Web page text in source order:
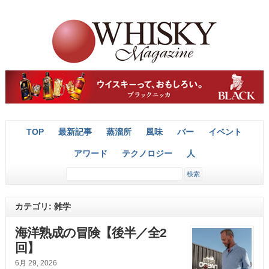
TOP 最新記事 蒸溜所 風味 バー イベント
アワード テクノロジー 人
カテゴリ: 雑学
海洋熟成の冒険【後半／全2
回】
6月 29, 2026